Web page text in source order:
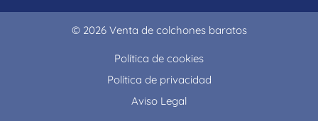
© 2026 Venta de colchones baratos
Política de cookies
Política de privacidad
Aviso Legal